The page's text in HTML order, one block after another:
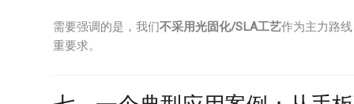
需要强调的是，我们不采用光固化/SLA工艺作为主力路
重要求。